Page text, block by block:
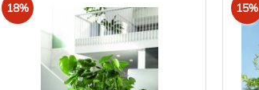
18% 15%